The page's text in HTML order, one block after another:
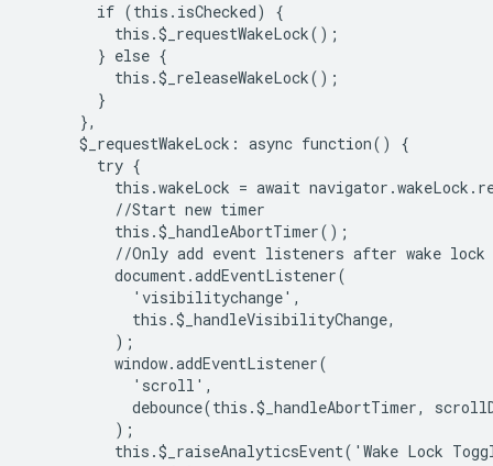
        if (this.isChecked) {
          this.$_requestWakeLock();
        } else {
          this.$_releaseWakeLock();
        }
      },
      $_requestWakeLock: async function() {
        try {
this.wakeLock = await
          //Start new timer
          this.$_handleAbortTimer();
//Only add event listeners after wake
          document.addEventListener(
            'visibilitychange',
            this.$_handleVisibilityChange,
          );
          window.addEventListener(
            'scroll',
debounce(this.$_handleAbortTimer,
          );
this.$_raiseAnalyticsEvent('Wake Lock